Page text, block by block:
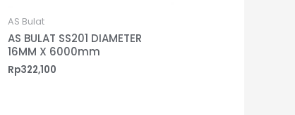
AS Bulat
AS BULAT SS201 DIAMETER
16MM X 6000mm
Rp322,100